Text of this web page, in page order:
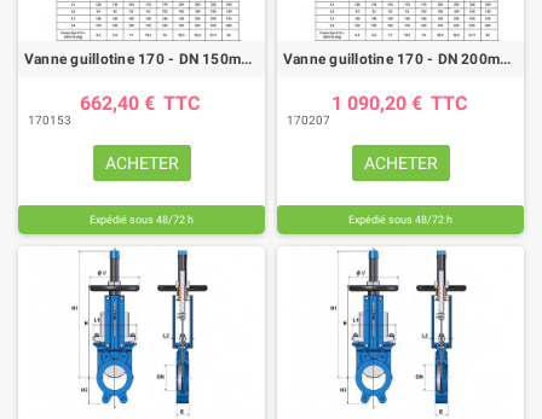
Vanne guillotine 170 - DN 150mm - FTE/NBR - kit levier
662,40 € TTC
170153
ACHETER
Expédié sous 48/72 h
Vanne guillotine 170 - DN 200mm - FTE/NBR - kit levier
1 090,20 € TTC
170207
ACHETER
Expédié sous 48/72 h